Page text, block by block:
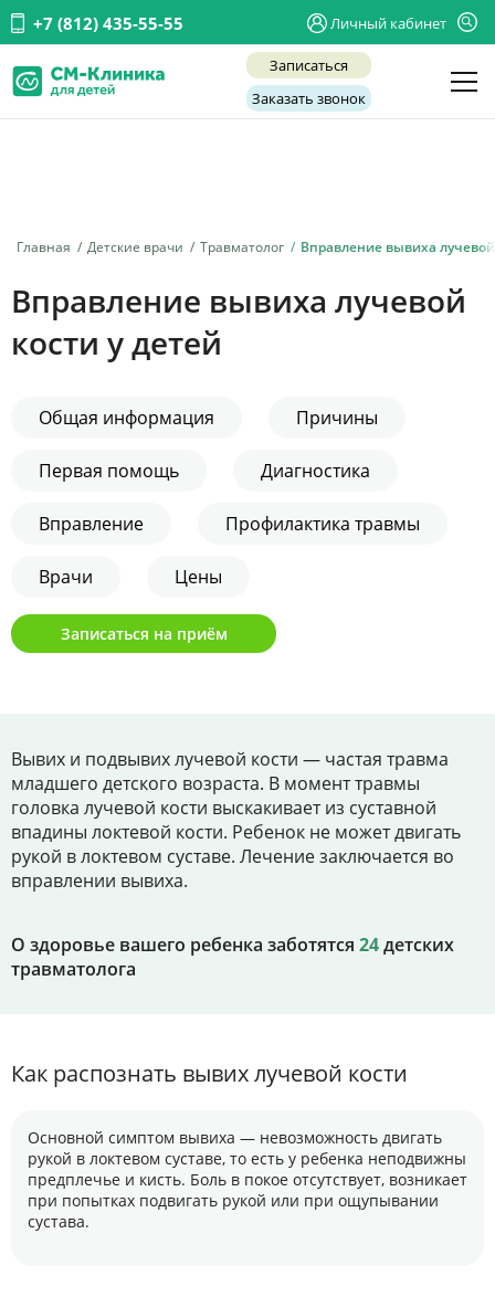
+7 (812) 435-55-55 Личный кабинет
Записаться
Заказать звонок
Главная Детские врачи Травматолог Вправление вывиха
Вправление вывиха лучевой
кости у детей
Общая информация Причины
Первая помощь Диагностика
Вправление Профилактика травмы
Врачи Цены
Записаться на приём
Вывих и подвывих лучевой кости — частая травма
младшего детского возраста. В момент травмы
головка лучевой кости выскакивает из суставной
впадины локтевой кости. Ребенок не может двигать
рукой в локтевом суставе. Лечение заключается во
вправлении вывиха.
О здоровье вашего ребенка заботятся 24детских
травматолога
Как распознать вывих лучевой кости
Основной симптом вывиха — невозможность двигать
рукой в локтевом суставе, то есть у ребенка неподвижны
предплечье и кисть. Боль в покое отсутствует, возникает
при попытках подвигать рукой или при ощупывании
сустава.
Услуги
Заболевания
Акции
Контакты
Личный кабинет
Записаться на приём